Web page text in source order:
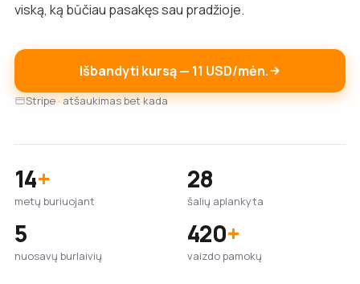
viską, ką būčiau pasakęs sau pradžioje.
Išbandyti kursą — 11 USD/mėn.
Stripe · atšaukimas bet kada
14+
metų buriuojant
28
šalių aplankyta
5
nuosavų burlaivių
420+
vaizdo pamokų